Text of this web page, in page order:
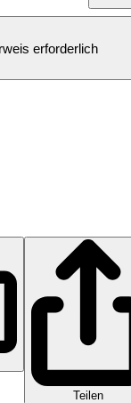
erforderlich
Teilen